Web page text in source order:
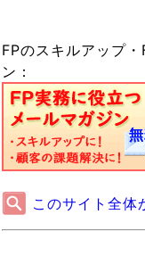
FPのスキルアップ
ン：
このサイト全体